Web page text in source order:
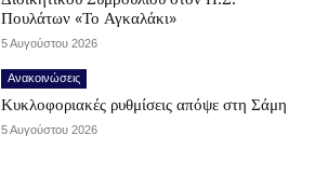
Πουλάτων «Το Αγκαλάκι»
5 Αυγούστου 2026
Ανακοινώσεις
Κυκλοφοριακές ρυθμίσεις απόψε στη Σάμη
5 Αυγούστου 2026